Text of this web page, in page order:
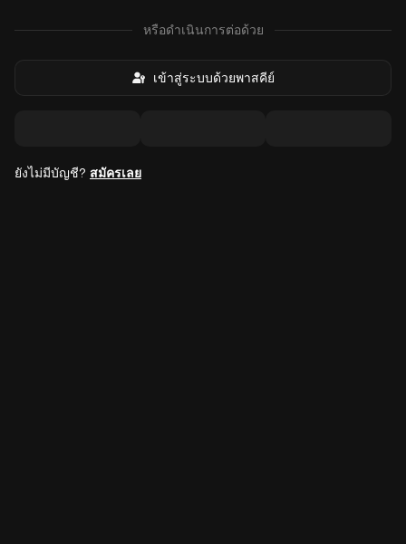
หรือดำเนินการต่อด้วย
เข้าสู่ระบบด้วยพาสคีย์
ยังไม่มีบัญชี? สมัครเลย